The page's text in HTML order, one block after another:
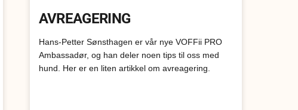
AVREAGERING
Hans-Petter Sønsthagen er vår nye VOFFii PRO
Ambassadør, og han deler noen tips til oss med
hund. Her er en liten artikkel om avreagering.